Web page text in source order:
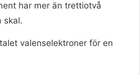
har mer än trettiotvå
skal.
valenselektroner för en